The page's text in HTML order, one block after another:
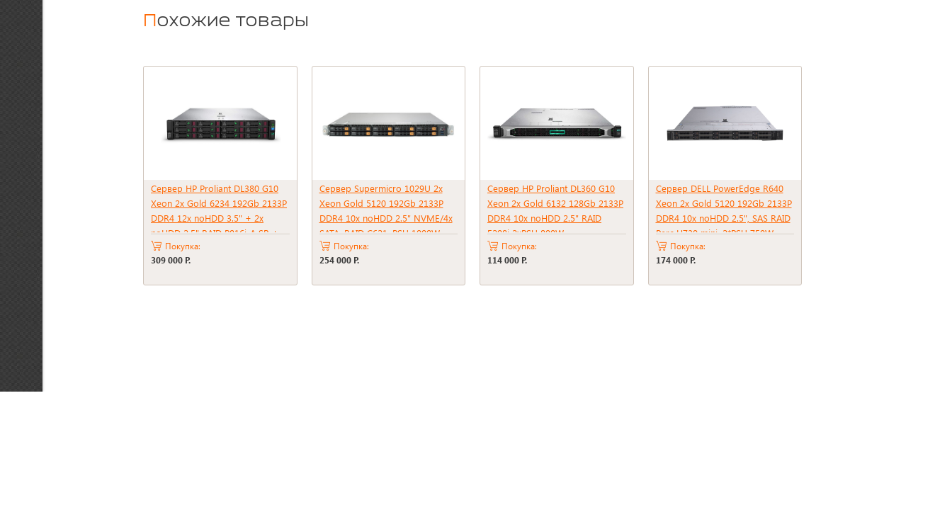
Похожие товары
Сервер HP Proliant DL380 G10
Xeon 2x Gold 6234 192Gb 2133P
DDR4 12x noHDD 3.5" + 2x
noHDD 2.5" RAID P816i-A SR +
BBU 2xPSU 800W
Покупка:
309 000 Р.
Сервер Supermicro 1029U 2x
Xeon Gold 5120 192Gb 2133P
DDR4 10x noHDD 2.5" NVME/4x
SATA, RAID C621, PSU 1000W
Покупка:
254 000 Р.
Сервер HP Proliant DL360 G10
Xeon 2x Gold 6132 128Gb 2133P
DDR4 10x noHDD 2.5" RAID
E208i 2xPSU 800W
Покупка:
114 000 Р.
Сервер DELL PowerEdge R640
Xeon 2x Gold 5120 192Gb 2133P
DDR4 10x noHDD 2.5", SAS RAID
Perc H730 mini, 2*PSU 750W
Покупка:
174 000 Р.